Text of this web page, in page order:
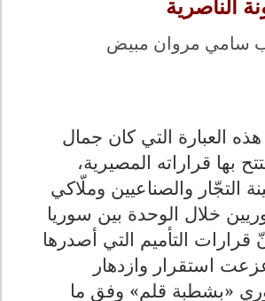
الناصرية
سامي مروان مبيض
العبارة التي كان جمال
بها قراراته المصيرية،
التجّار والصناعيين وملّاكي
خلال الوحدة بين سوريا
التأميم التي أصدرها
استقرار وازدهار
«بشطبة قلم» وفق ما